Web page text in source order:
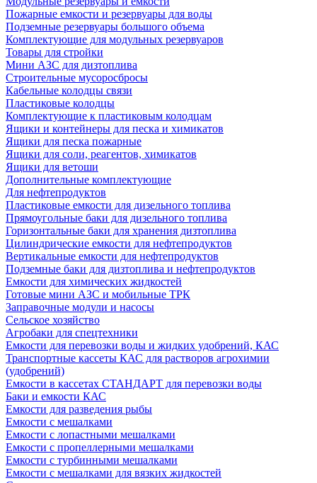
Пожарные емкости и резервуары для воды
Подземные резервуары большого объема
Комплектующие для модульных резервуаров
Товары для стройки
Мини АЗС для дизтоплива
Строительные мусоросбросы
Кабельные колодцы связи
Пластиковые колодцы
Комплектующие к пластиковым колодцам
Ящики и контейнеры для песка и химикатов
Ящики для песка пожарные
Ящики для соли, реагентов, химикатов
Ящики для ветоши
Дополнительные комплектующие
Для нефтепродуктов
Пластиковые емкости для дизельного топлива
Прямоугольные баки для дизельного топлива
Горизонтальные баки для хранения дизтоплива
Цилиндрические емкости для нефтепродуктов
Вертикальные емкости для нефтепродуктов
Подземные баки для дизтоплива и нефтепродуктов
Емкости для химических жидкостей
Готовые мини АЗС и мобильные ТРК
Заправочные модули и насосы
Сельское хозяйство
Агробаки для спецтехники
Емкости для перевозки воды и жидких удобрений, КАС
Транспортные кассеты КАС для растворов агрохимии
(удобрений)
Емкости в кассетах СТАНДАРТ для перевозки воды
Баки и емкости КАС
Емкости для разведения рыбы
Емкости с мешалками
Емкости с лопастными мешалками
Емкости с пропеллерными мешалками
Емкости с турбинными мешалками
Емкости с мешалками для вязких жидкостей